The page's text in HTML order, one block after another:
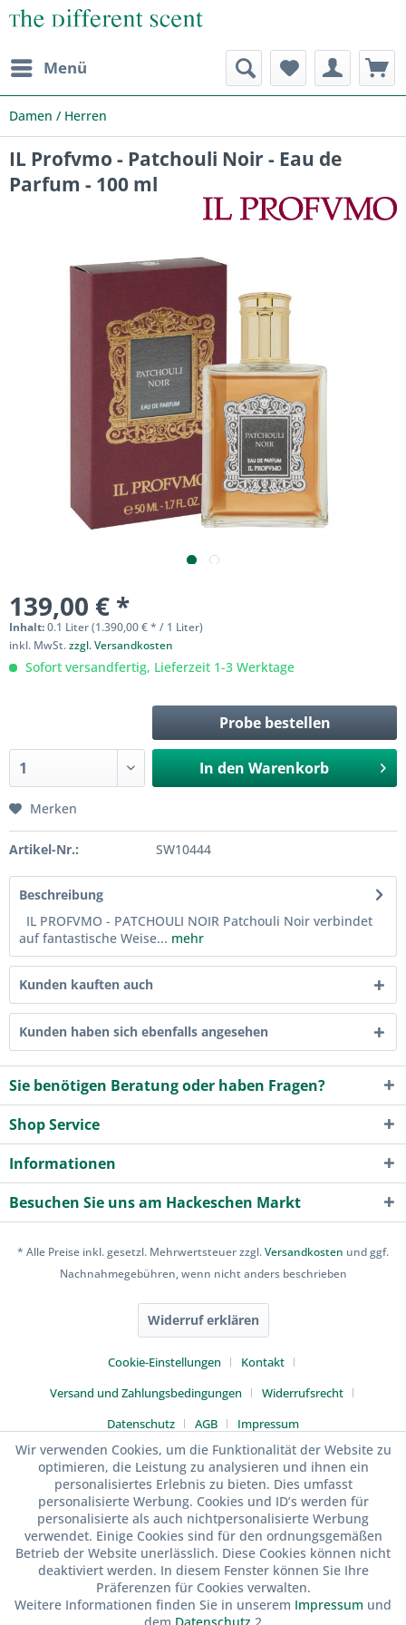
Menü
Damen / Herren
IL Profvmo - Patchouli Noir - Eau de
Parfum - 100 ml
139,00 € *
Inhalt:0.1 Liter (1.390,00 € * / 1 Liter)
inkl. MwSt.zzgl. Versandkosten
Sofort versandfertig, Lieferzeit 1-3 Werktage
Probe bestellen
In den Warenkorb
Merken
Artikel-Nr.: SW10444
Beschreibung
IL PROFVMO - PATCHOULI NOIR Patchouli Noir verbindet
auf fantastische Weise... mehr
Kunden kauften auch
Kunden haben sich ebenfalls angesehen
Sie benötigen Beratung oder haben Fragen?
Shop Service
Informationen
Besuchen Sie uns am Hackeschen Markt
* Alle Preise inkl. gesetzl. Mehrwertsteuer zzgl.Versandkosten und ggf.
Nachnahmegebühren, wenn nicht anders beschrieben
Widerruf erklären
Cookie-Einstellungen
Kontakt
Versand und Zahlungsbedingungen
Widerrufsrecht
Datenschutz
AGB Impressum
Wir verwenden Cookies, um die Funktionalität der Website zu
optimieren, die Leistung zu analysieren und ihnen ein
personalisiertes Erlebnis zu bieten. Dies umfasst
personalisierte Werbung. Cookies und ID’s werden für
personalisierte als auch nichtpersonalisierte Werbung
verwendet. Einige Cookies sind für den ordnungsgemäßen
Betrieb der Website unerlässlich. Diese Cookies können nicht
deaktiviert werden. In diesem Fenster können Sie Ihre
Präferenzen für Cookies verwalten.
Weitere Informationen finden Sie in unserem Impressum und